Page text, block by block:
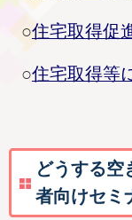
○住宅取得促
○住宅取得等
どうする空
者向けセミ